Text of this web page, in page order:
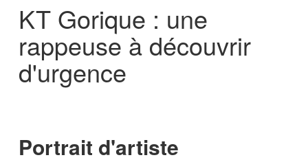
KT Gorique : une
rappeuse à découvrir
d'urgence
Portrait d'artiste